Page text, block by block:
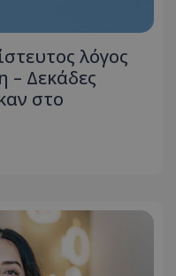
λόγος
– Δεκάδες
στο